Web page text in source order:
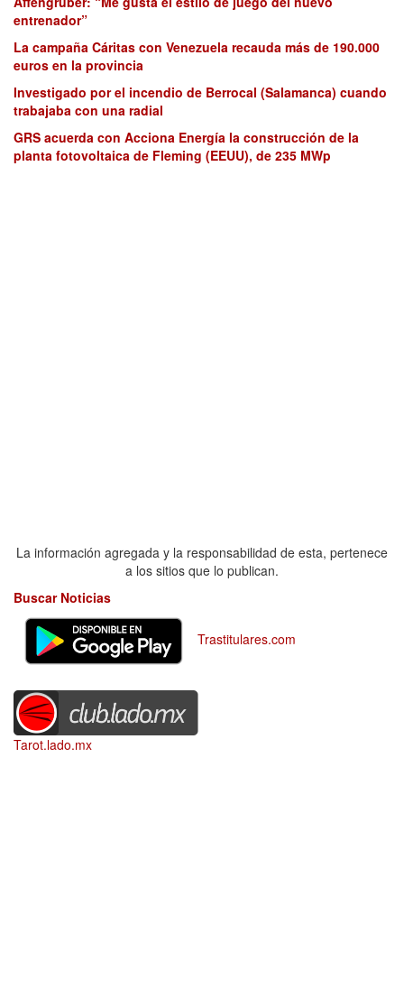
entrenador”
La campaña Cáritas con Venezuela recauda más de 190.000
euros en la provincia
Investigado por el incendio de Berrocal (Salamanca) cuando
trabajaba con una radial
GRS acuerda con Acciona Energía la construcción de la
planta fotovoltaica de Fleming (EEUU), de 235 MWp
La información agregada y la responsabilidad de esta, pertenece
a los sitios que lo publican.
Buscar Noticias
Trastitulares.com
Tarot.lado.mx